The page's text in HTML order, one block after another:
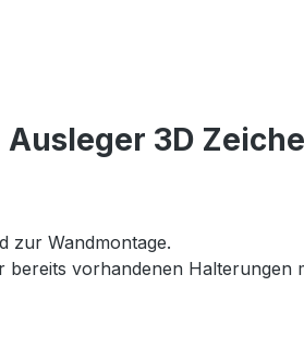
3D
zur Wandmontage.
bereits vorhandenen Halterungen